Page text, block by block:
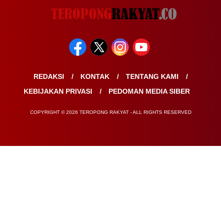
REDAKSI KONTAK
TENTANG KAMI
KEBIJAKAN PRIVASI
PEDOMAN MEDIA SIBER
COPYRIGHT © 2026 TEROPONG RAKYAT - ALL RIGHTS RESERVED